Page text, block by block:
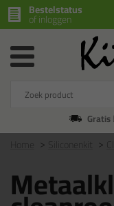
Bestelstatus
of inloggen
Gratis